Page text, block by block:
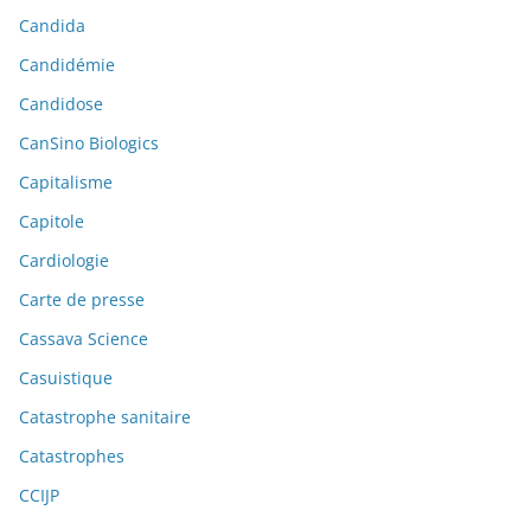
Candida
Candidémie
Candidose
CanSino Biologics
Capitalisme
Capitole
Cardiologie
Carte de presse
Cassava Science
Casuistique
Catastrophe sanitaire
Catastrophes
CCIJP